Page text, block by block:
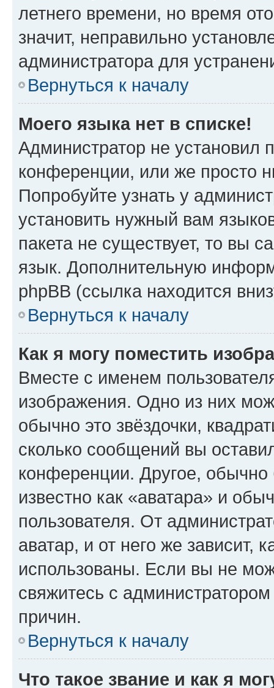
летнего времени, но время
значит, неправильно
администратора для
Вернуться к началу
Моего языка нет в списке!
Администратор не установил
конференции, или же просто
Попробуйте узнать у
установить нужный вам
пакета не существует, то вы
язык. Дополнительную
phpBB (ссылка находится
Вернуться к началу
Как я могу поместить
Вместе с именем
изображения. Одно из них
обычно это звёздочки,
сколько сообщений вы
конференции. Другое,
известно как «аватара» и
пользователя. От
аватар, и от него же зависит,
использованы. Если вы не
свяжитесь с
причин.
Вернуться к началу
Что такое звание и как я